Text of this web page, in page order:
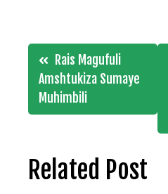
Post
navigation
Rais Magufuli
Amshtukiza Sumaye
Muhimbili
Related Post